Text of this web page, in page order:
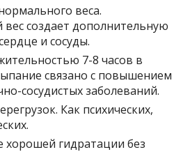
веса.
создает дополнительную
и сосуды.
7-8 часов в
связано с повышением
сосудистых заболеваний.
Как психических,
хорошей гидратации без